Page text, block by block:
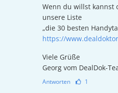
Wenn du willst kannst
unsere Liste
„die 30 besten
https://
Viele Grüße
Georg vom DealDok-
Antworten 1